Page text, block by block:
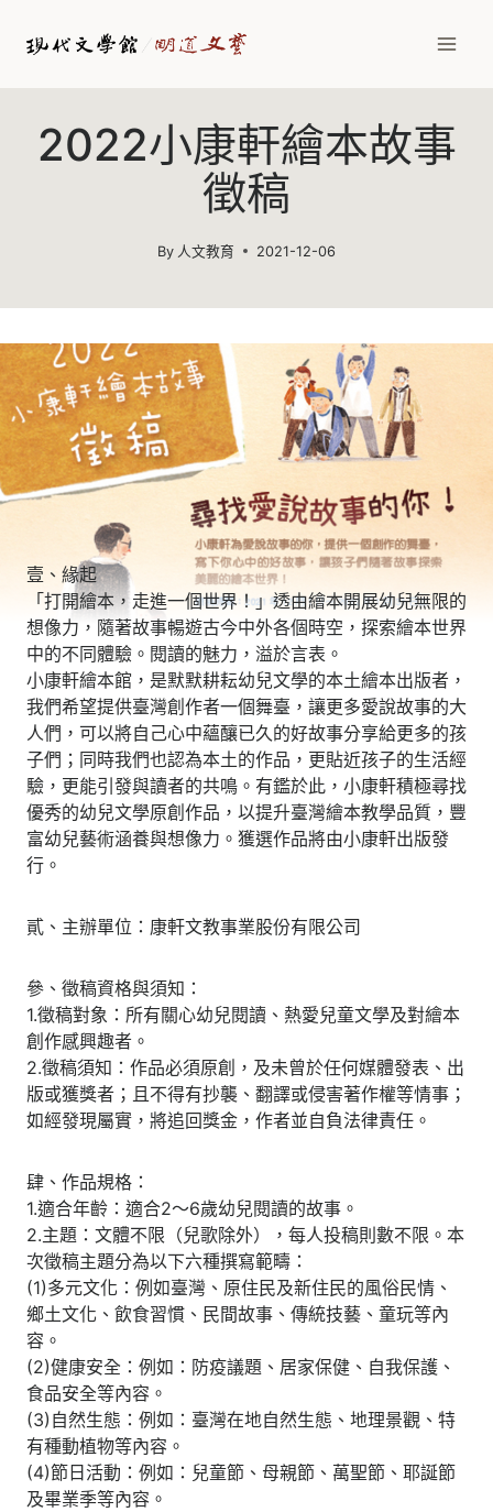
2022小康軒繪本故事
徵稿
By 人文教育 2021-12-06
壹、緣起
「打開繪本，走進一個世界！」透由繪本開展幼兒無限的
想像力，隨著故事暢遊古今中外各個時空，探索繪本世界
中的不同體驗。閱讀的魅力，溢於言表。
小康軒繪本館，是默默耕耘幼兒文學的本土繪本出版者，
我們希望提供臺灣創作者一個舞臺，讓更多愛說故事的大
人們，可以將自己心中蘊釀已久的好故事分享給更多的孩
子們；同時我們也認為本土的作品，更貼近孩子的生活經
驗，更能引發與讀者的共鳴。有鑑於此，小康軒積極尋找
優秀的幼兒文學原創作品，以提升臺灣繪本教學品質，豐
富幼兒藝術涵養與想像力。獲選作品將由小康軒出版發
行。
貳、主辦單位：康軒文教事業股份有限公司
參、徵稿資格與須知：
1.徵稿對象：所有關心幼兒閱讀、熱愛兒童文學及對繪本
創作感興趣者。
2.徵稿須知：作品必須原創，及未曾於任何媒體發表、出
版或獲獎者；且不得有抄襲、翻譯或侵害著作權等情事；
如經發現屬實，將追回獎金，作者並自負法律責任。
肆、作品規格：
1.適合年齡：適合2～6歲幼兒閱讀的故事。
2.主題：文體不限（兒歌除外），每人投稿則數不限。本
次徵稿主題分為以下六種撰寫範疇：
(1)多元文化：例如臺灣、原住民及新住民的風俗民情、
鄉土文化、飲食習慣、民間故事、傳統技藝、童玩等內
容。
(2)健康安全：例如：防疫議題、居家保健、自我保護、
食品安全等內容。
(3)自然生態：例如：臺灣在地自然生態、地理景觀、特
有種動植物等內容。
(4)節日活動：例如：兒童節、母親節、萬聖節、耶誕節
及畢業季等內容。